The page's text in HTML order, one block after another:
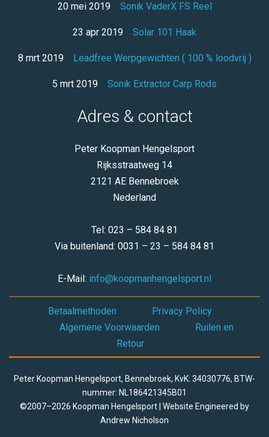
20 mei 2019 Sonik VaderX FS Reel
23 apr 2019 Solar 101 Haak
8 mrt 2019 Leadfree Werpgewichten ( 100 % loodvrij )
5 mrt 2019 Sonik Extractor Carp Rods
Adres & contact
Peter Koopman Hengelsport
Rijksstraatweg 14
2121 AE Bennebroek
Nederland
Tel: 023 – 584 84 81
Via buitenland: 0031 – 23 – 584 84 81
E-Mail: info@koopmanhengelsport.nl
Betaalmethoden
Privacy Policy
Algemene Voorwaarden
Ruilen en
Retour
Peter Koopman Hengelsport, Bennebroek, KvK: 34030776, BTW-
nummer: NL186421345B01
©2007–2026 Koopman Hengelsport | Website Engineered by
Andrew Nicholson